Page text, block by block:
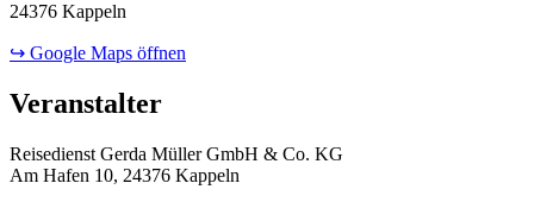
24376 Kappeln
↪ Google Maps öffnen
Veranstalter
Reisedienst Gerda Müller GmbH & Co. KG
Am Hafen 10, 24376 Kappeln